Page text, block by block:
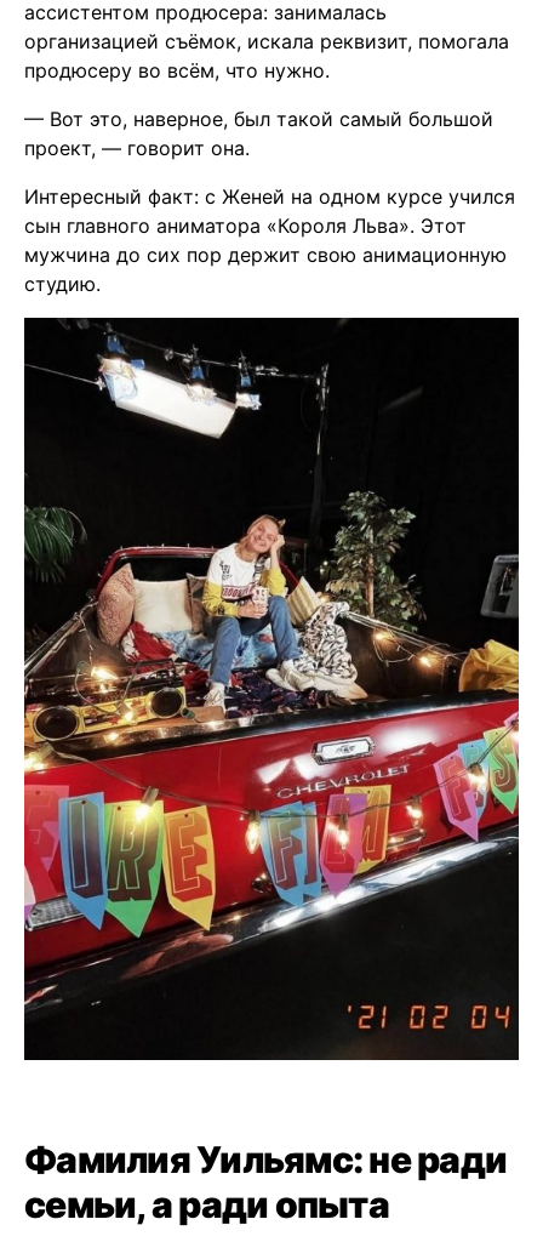
ассистентом продюсера: занималась
организацией съёмок, искала реквизит, помогала
продюсеру во всём, что нужно.
— Вот это, наверное, был такой самый большой
проект, — говорит она.
Интересный факт: с Женей на одном курсе учился
сын главного аниматора «Короля Льва». Этот
мужчина до сих пор держит свою анимационную
студию.
Фамилия Уильямс: не ради
семьи, а ради опыта